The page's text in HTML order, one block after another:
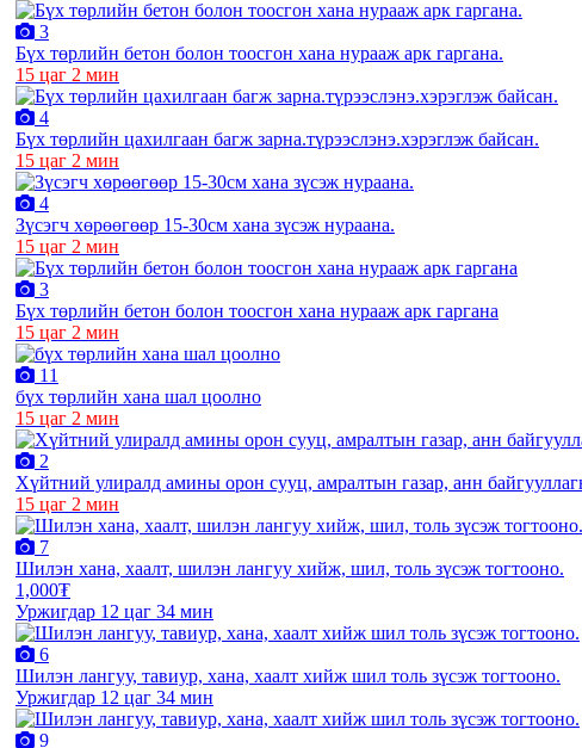
3
Бүх төрлийн бетон болон тоосгон хана нурааж арк гаргана.
15 цаг 2 мин
4
Бүх төрлийн цахилгаан багж зарна.түрээслэнэ.хэрэглэж байсан.
15 цаг 2 мин
4
Зүсэгч хөрөөгөөр 15-30см хана зүсэж нураана.
15 цаг 2 мин
3
Бүх төрлийн бетон болон тоосгон хана нурааж арк гаргана
15 цаг 2 мин
11
бүх төрлийн хана шал цоолно
15 цаг 2 мин
2
Хүйтний улиралд амины орон сууц, амралтын газар, анн
15 цаг 2 мин
7
Шилэн хана, хаалт, шилэн лангуу хийж, шил, толь зүсэж тогтооно.
1,000₮
Уржигдар 12 цаг 34 мин
6
Шилэн лангуу, тавиур, хана, хаалт хийж шил толь зүсэж тогтооно.
Уржигдар 12 цаг 34 мин
9